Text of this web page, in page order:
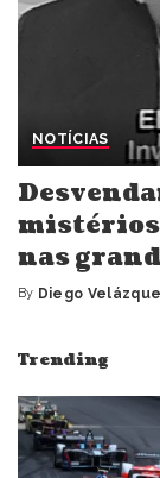
NOTÍCIAS
mistérios
nas
Posted
By Diego
Trending